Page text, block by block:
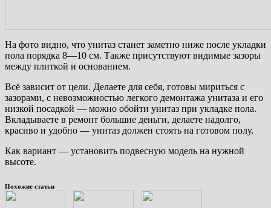
На фото видно, что унитаз станет заметно ниже после укладки
пола порядка 8—10 см. Также присутствуют видимые зазоры
между плиткой и основанием.
Всё зависит от цели. Делаете для себя, готовы мириться с
зазорами, с невозможностью легкого демонтажа унитаза и его
низкой посадкой — можно обойти унитаз при укладке пола.
Вкладываете в ремонт большие деньги, делаете надолго,
красиво и удобно — унитаз должен стоять на готовом полу.
Как вариант — установить подвесную модель на нужной
высоте.
Похожие статьи